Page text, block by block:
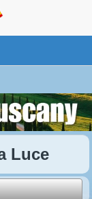
Luce